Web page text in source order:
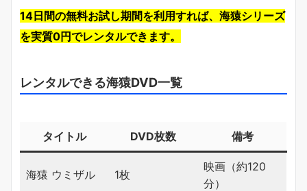
14日間の無料お試し期間を利用すれば、海猿シリーズ
を実質0円でレンタルできます。
レンタルできる海猿DVD一覧
タイトル DVD枚数 備考
海猿 ウミザル 1枚
映画（約120
分）